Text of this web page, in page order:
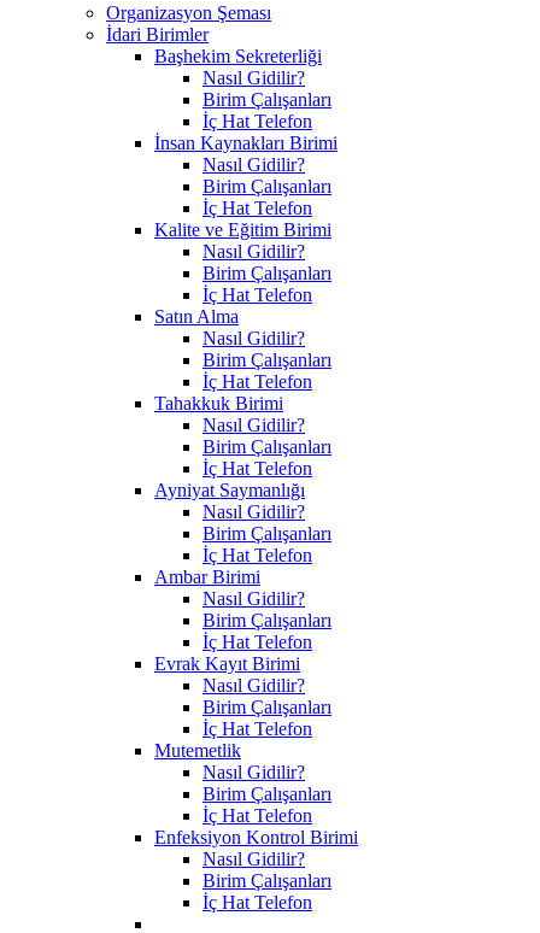
Organizasyon Şeması
İdari Birimler
Başhekim Sekreterliği
Nasıl Gidilir?
Birim Çalışanları
İç Hat Telefon
İnsan Kaynakları Birimi
Nasıl Gidilir?
Birim Çalışanları
İç Hat Telefon
Kalite ve Eğitim Birimi
Nasıl Gidilir?
Birim Çalışanları
İç Hat Telefon
Satın Alma
Nasıl Gidilir?
Birim Çalışanları
İç Hat Telefon
Tahakkuk Birimi
Nasıl Gidilir?
Birim Çalışanları
İç Hat Telefon
Ayniyat Saymanlığı
Nasıl Gidilir?
Birim Çalışanları
İç Hat Telefon
Ambar Birimi
Nasıl Gidilir?
Birim Çalışanları
İç Hat Telefon
Evrak Kayıt Birimi
Nasıl Gidilir?
Birim Çalışanları
İç Hat Telefon
Mutemetlik
Nasıl Gidilir?
Birim Çalışanları
İç Hat Telefon
Enfeksiyon Kontrol Birimi
Nasıl Gidilir?
Birim Çalışanları
İç Hat Telefon